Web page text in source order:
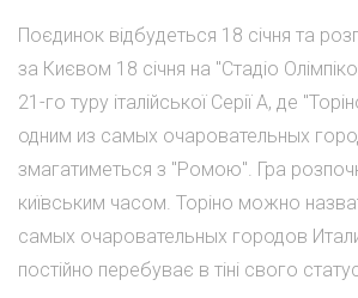
Поєдинок відбудеться 18 січня та
за Києвом 18 січня на "Стадіо
21-го туру італійської Серії А, де
одним из самых очаровательных
змагатиметься з "Ромою". Гра
київським часом. Торіно можно
самых очаровательных городов
постійно перебуває в тіні свого